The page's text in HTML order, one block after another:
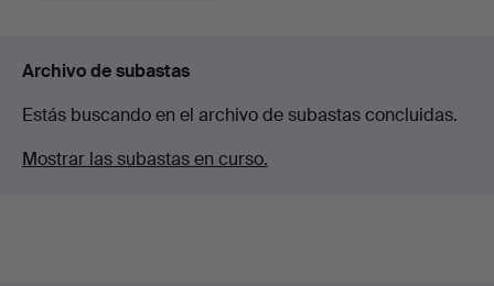
Archivo de subastas
Estás buscando en el archivo de subastas concluidas.
Mostrar las subastas en curso.